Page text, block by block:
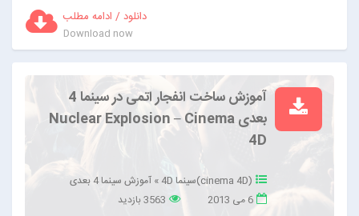
دانلود / ادامه مطلب
Download now
آموزش ساخت انفجار اتمی در سینما 4
بعدی Nuclear Explosion – Cinema
4D
(cinema 4D)سینما 4D »آموزش سینما 4 بعدی
6 می 2013